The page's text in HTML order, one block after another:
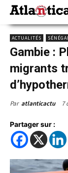
ACTUALITÉS SÉNÉGAL
Gambie :
migrants
Par atlanticactu 7
Partager sur :